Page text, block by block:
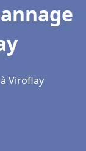
Viroflay